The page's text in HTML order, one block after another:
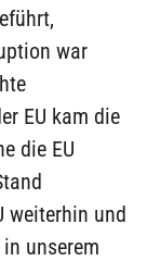
war
EU kam die
die EU
weiterhin und
unserem